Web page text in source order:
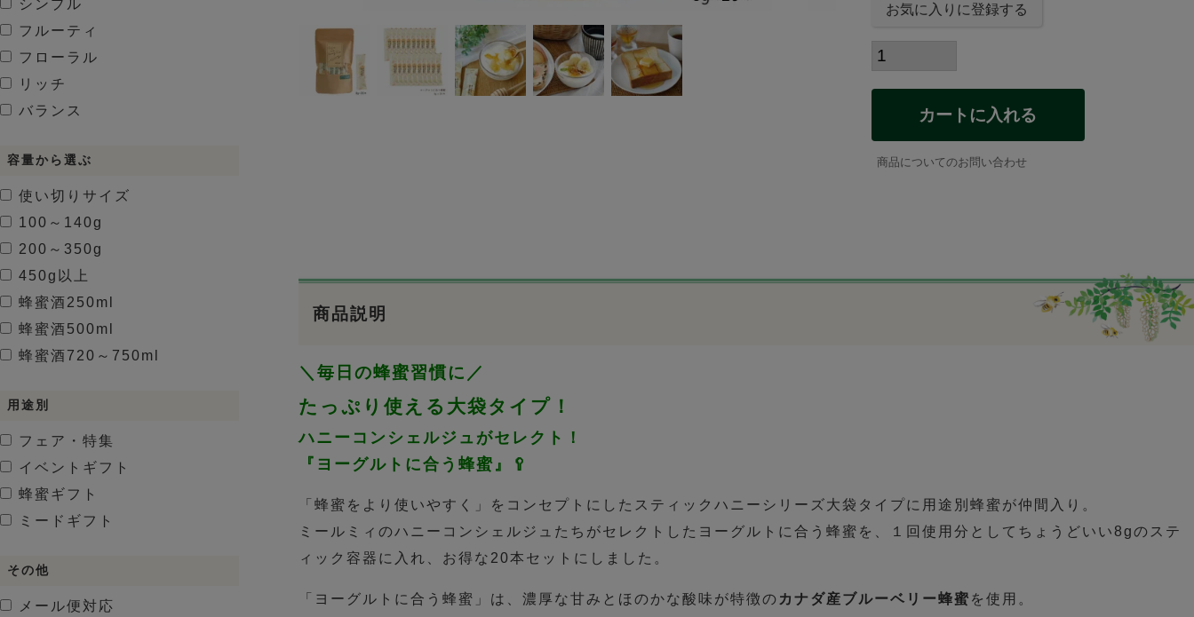
お気に入りに登録する
カートに入れる
商品についてのお問い合わせ
商品説明
＼毎日の蜂蜜習慣に／
たっぷり使える大袋タイプ！
ハニーコンシェルジュがセレクト！
『ヨーグルトに合う蜂蜜』🥄
「蜂蜜をより使いやすく」をコンセプトにしたスティックハニーシリーズ大袋タイプに用途別蜂蜜が仲間入り。
ミールミィのハニーコンシェルジュたちがセレクトしたヨーグルトに合う蜂蜜を、１回使用分としてちょうどいい8gのステ
ィック容器に入れ、お得な20本セットにしました。
「ヨーグルトに合う蜂蜜」は、濃厚な甘みとほのかな酸味が特徴の カナダ産ブルーベリー蜂蜜 を使用。
シンプル
フルーティ
フローラル
リッチ
バランス
容量から選ぶ
使い切りサイズ
100～140g
200～350g
450g以上
蜂蜜酒250ml
蜂蜜酒500ml
蜂蜜酒720～750ml
用途別
フェア・特集
イベントギフト
蜂蜜ギフト
ミードギフト
その他
メール便対応